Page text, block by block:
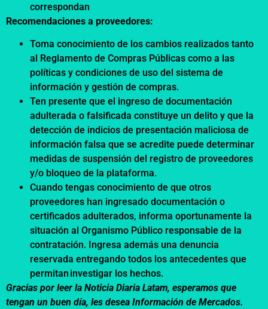
correspondan
Recomendaciones a proveedores:
Toma conocimiento de los cambios realizados tanto
al Reglamento de Compras Públicas como a las
políticas y condiciones de uso del sistema de
información y gestión de compras.
Ten presente que el ingreso de documentación
adulterada o falsificada constituye un delito y que la
detección de indicios de presentación maliciosa de
información falsa que se acredite puede determinar
medidas de suspensión del registro de proveedores
y/o bloqueo de la plataforma.
Cuando tengas conocimiento de que otros
proveedores han ingresado documentación o
certificados adulterados, informa oportunamente la
situación al Organismo Público responsable de la
contratación. Ingresa además una denuncia
reservada entregando todos los antecedentes que
permitan investigar los hechos.
Gracias por leer la Noticia Diaria Latam, esperamos que
tengan un buen día, les desea Información de Mercados.